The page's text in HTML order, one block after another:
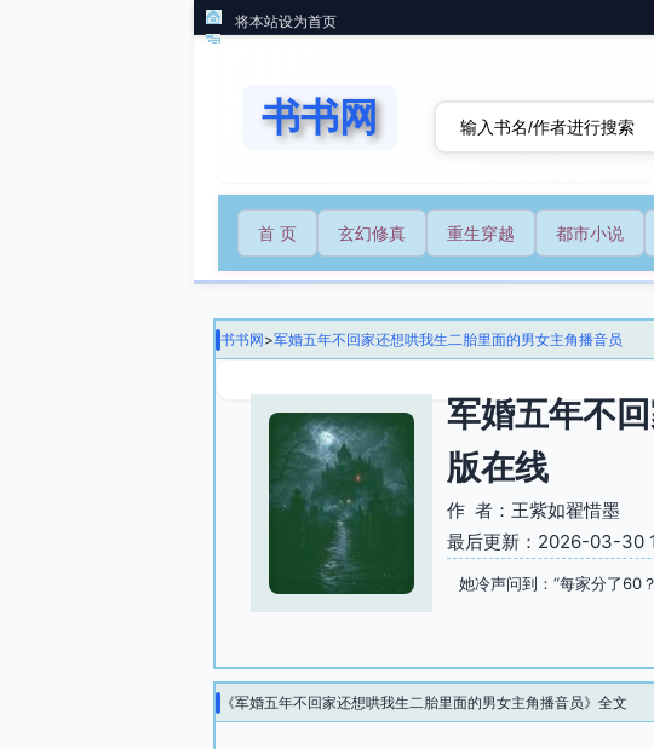
将本站设为首页
书书网
首 页 玄幻修真 重生穿越 都市小说
书书网>军婚五年不回家还想哄我生二胎里面的男女主角播音员
军婚五年不
版在线
作 者：王紫如翟惜墨
最后更新：2026-03-30
她冷声问到：“每家分了60
《军婚五年不回家还想哄我生二胎里面的男女主角播音员》全文